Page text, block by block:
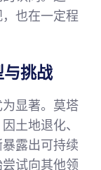
也在一定程
挑战
显著。莫塔
土地退化、
露出可持续
试向其他领